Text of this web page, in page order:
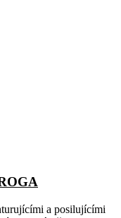
a posilujícími